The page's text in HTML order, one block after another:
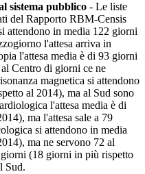
sistema pubblico - Le liste
del Rapporto RBM-Censis
attendono in media 122 giorni
l'attesa arriva in
l'attesa media è di 93 giorni
Centro di giorni ce ne
magnetica si attendono
al 2014), ma al Sud sono
l'attesa media è di
ma l'attesa sale a 79
si attendono in media
ma ne servono 72 al
(18 giorni in più rispetto
Sud.